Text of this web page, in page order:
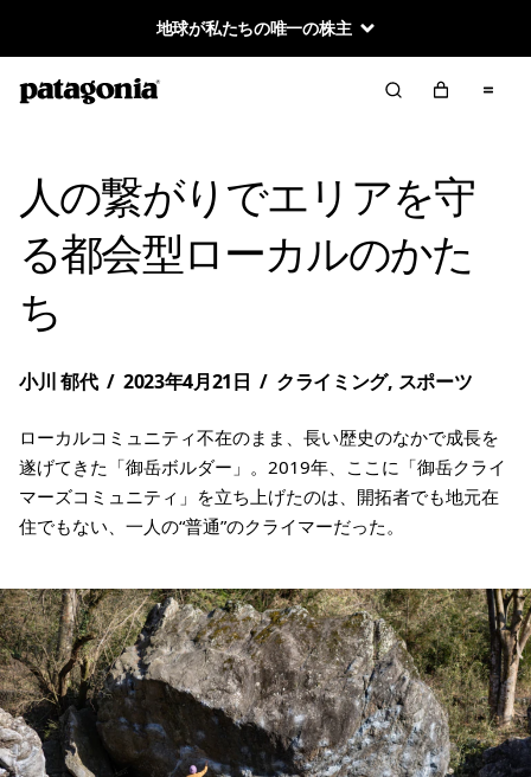
地球が私たちの唯一の株主
人の繋がりでエリアを守
る都会型ローカルのかた
ち
小川 郁代 / 2023年4月21日 / クライミング, スポーツ
ローカルコミュニティ不在のまま、長い歴史のなかで成長を
遂げてきた「御岳ボルダー」。2019年、ここに「御岳クライ
マーズコミュニティ」を立ち上げたのは、開拓者でも地元在
住でもない、一人の“普通”のクライマーだった。